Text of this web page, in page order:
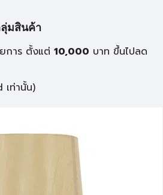
มสินค้า
การ ตั้งแต่ 10,000 บาท ขึ้นไปลด
เท่านั้น)